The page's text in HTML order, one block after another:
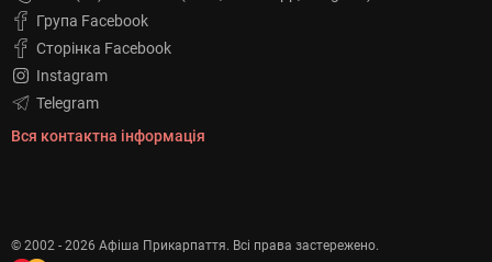
Група Facebook
Сторінка Facebook
Instagram
Telegram
Вся контактна інформація
© 2002 - 2026 Афіша Прикарпаття. Всі права застережено.